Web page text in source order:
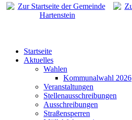
Startseite
Aktuelles
Wahlen
Kommunalwahl 2026
Veranstaltungen
Stellenausschreibungen
Ausschreibungen
Straßensperren